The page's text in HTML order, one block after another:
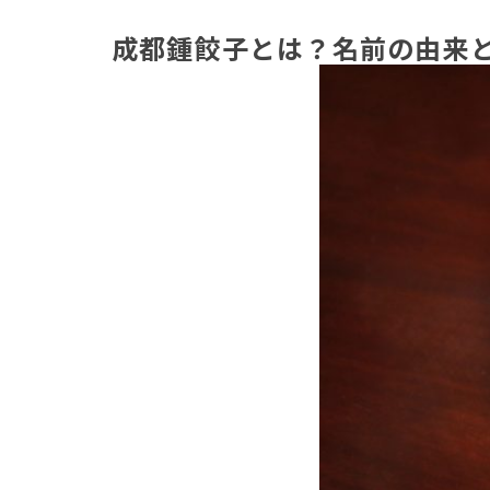
成都鍾餃子とは？名前の由来